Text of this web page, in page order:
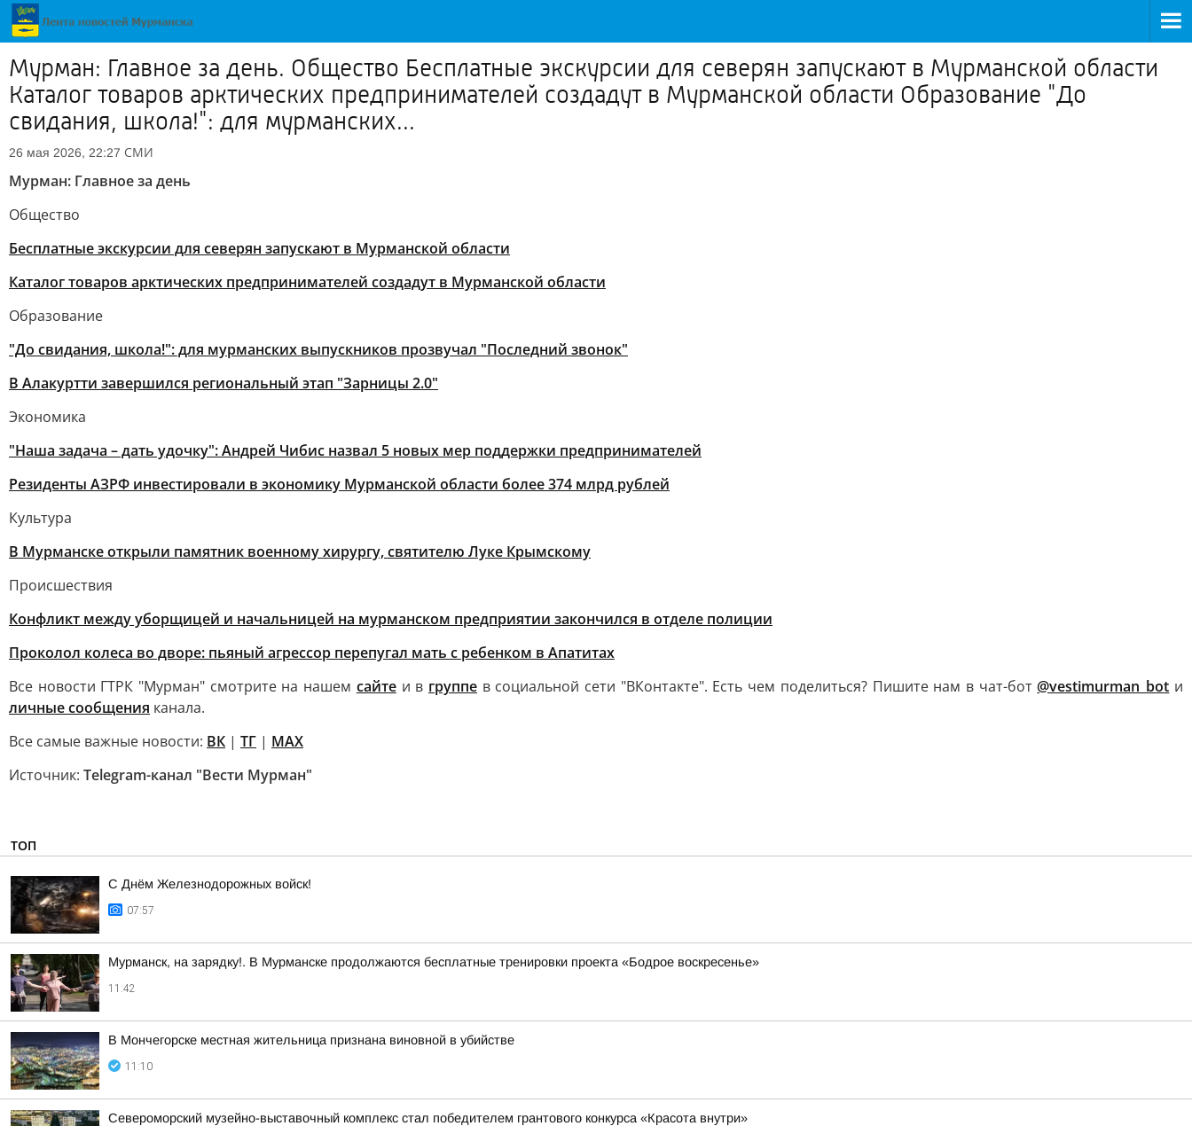
Мурман: Главное за день. Общество Бесплатные экскурсии для северян запускают в Мурманской области
Каталог товаров арктических предпринимателей создадут в Мурманской области Образование "До
свидания, школа!": для мурманских...
26 мая 2026, 22:27 СМИ
Мурман: Главное за день
Общество
Бесплатные экскурсии для северян запускают в Мурманской области
Каталог товаров арктических предпринимателей создадут в Мурманской области
Образование
"До свидания, школа!": для мурманских выпускников прозвучал "Последний звонок"
В Алакуртти завершился региональный этап "Зарницы 2.0"
Экономика
"Наша задача – дать удочку": Андрей Чибис назвал 5 новых мер поддержки предпринимателей
Резиденты АЗРФ инвестировали в экономику Мурманской области более 374 млрд рублей
Культура
В Мурманске открыли памятник военному хирургу, святителю Луке Крымскому
Происшествия
Конфликт между уборщицей и начальницей на мурманском предприятии закончился в отделе полиции
Проколол колеса во дворе: пьяный агрессор перепугал мать с ребенком в Апатитах
Все новости ГТРК "Мурман" смотрите на нашем сайтеи в группев социальной сети "ВКонтакте". Есть чем поделиться? Пишите нам в чат-бот@vestimurman_bot и
личные сообщения канала.
Все самые важные новости: ВК | ТГ | MAX
Источник: Telegram-канал "Вести Мурман"
ТОП
С Днём Железнодорожных войск!
07:57
Мурманск, на зарядку!. В Мурманске продолжаются бесплатные тренировки проекта «Бодрое воскресенье»
11:42
В Мончегорске местная жительница признана виновной в убийстве
11:10
Североморский музейно-выставочный комплекс стал победителем грантового конкурса «Красота внутри»